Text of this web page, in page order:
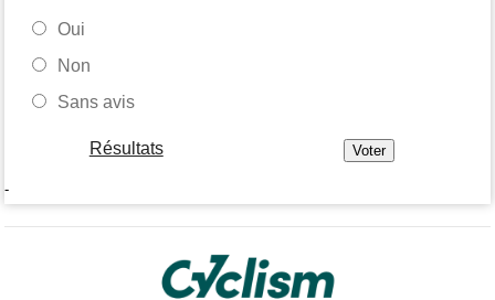
Oui
Non
Sans avis
Résultats
-